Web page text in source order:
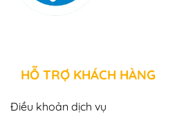
HỖ TRỢ KHÁCH HÀNG
Điều khoản dịch vụ